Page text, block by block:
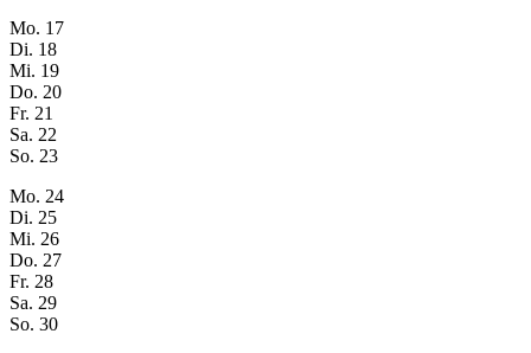
Mo. 17
Di. 18
Mi. 19
Do. 20
Fr. 21
Sa. 22
So. 23
Mo. 24
Di. 25
Mi. 26
Do. 27
Fr. 28
Sa. 29
So. 30